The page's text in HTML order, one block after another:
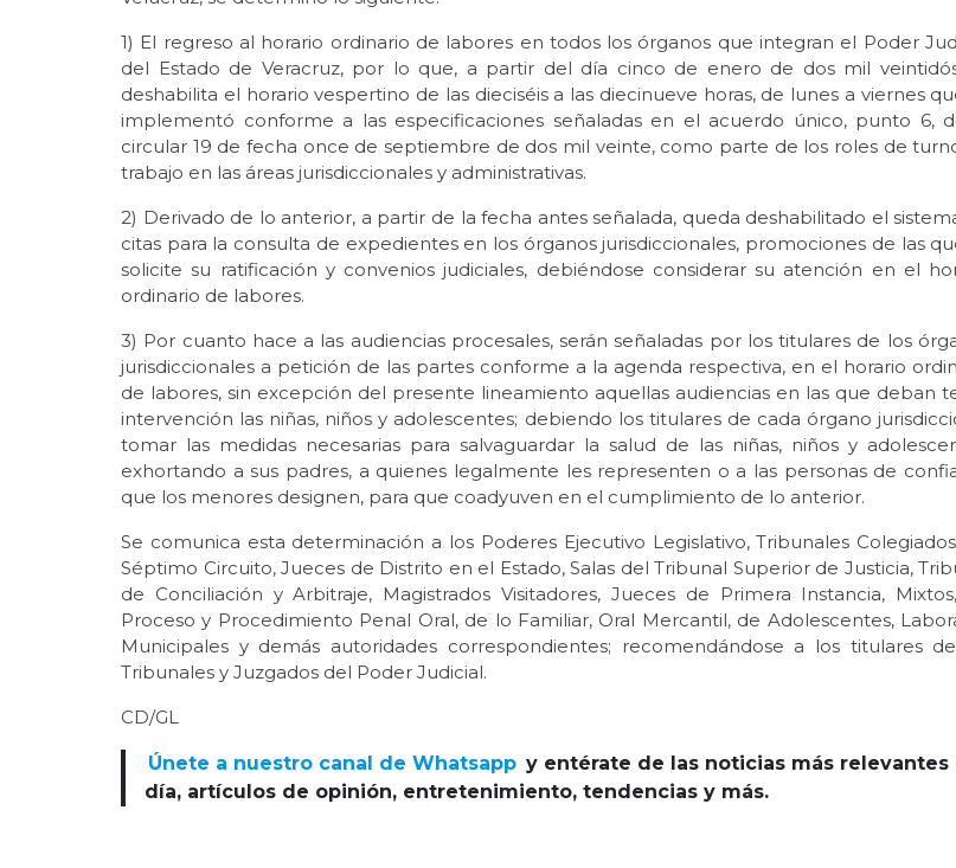
1) El regreso al horario ordinario de labores en todos los órganos que integran el Poder
del Estado de Veracruz, por lo que, a partir del día cinco de enero de dos mil
deshabilita el horario vespertino de las dieciséis a las diecinueve horas, de lunes a viernes
implementó conforme a las especificaciones señaladas en el acuerdo único, punto 6,
circular 19 de fecha once de septiembre de dos mil veinte, como parte de los roles de
trabajo en las áreas jurisdiccionales y administrativas.
2) Derivado de lo anterior, a partir de la fecha antes señalada, queda deshabilitado el
citas para la consulta de expedientes en los órganos jurisdiccionales, promociones de las
solicite su ratificación y convenios judiciales, debiéndose considerar su atención en el
ordinario de labores.
3) Por cuanto hace a las audiencias procesales, serán señaladas por los titulares de los
jurisdiccionales a petición de las partes conforme a la agenda respectiva, en el horario
de labores, sin excepción del presente lineamiento aquellas audiencias en las que deban
intervención las niñas, niños y adolescentes; debiendo los titulares de cada órgano
tomar las medidas necesarias para salvaguardar la salud de las niñas, niños y
exhortando a sus padres, a quienes legalmente les representen o a las personas de
que los menores designen, para que coadyuven en el cumplimiento de lo anterior.
Se comunica esta determinación a los Poderes Ejecutivo Legislativo, Tribunales
Séptimo Circuito, Jueces de Distrito en el Estado, Salas del Tribunal Superior de Justicia,
de Conciliación y Arbitraje, Magistrados Visitadores, Jueces de Primera Instancia,
Proceso y Procedimiento Penal Oral, de lo Familiar, Oral Mercantil, de Adolescentes,
Municipales y demás autoridades correspondientes; recomendándose a los titulares
Tribunales y Juzgados del Poder Judicial.
CD/GL
Únete a nuestro canal de Whatsapp y entérate de las noticias más relevantes
día, artículos de opinión, entretenimiento, tendencias y más.